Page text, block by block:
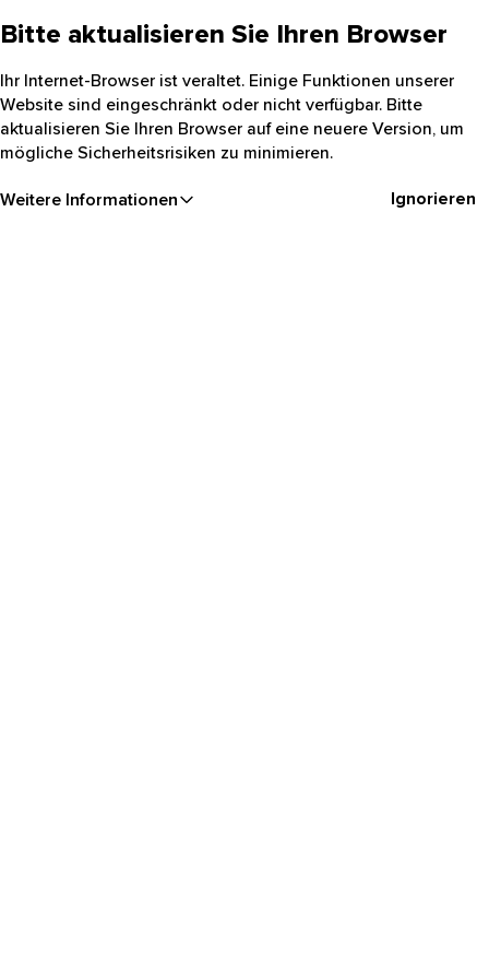
Bitte aktualisieren Sie Ihren Browser
Ihr Internet-Browser ist veraltet. Einige Funktionen unserer
Website sind eingeschränkt oder nicht verfügbar. Bitte
aktualisieren Sie Ihren Browser auf eine neuere Version, um
mögliche Sicherheitsrisiken zu minimieren.
Weitere Informationen Ignorieren